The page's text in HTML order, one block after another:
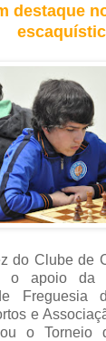
destaque
do Clube de
o apoio da
Freguesia
e
o Torneio